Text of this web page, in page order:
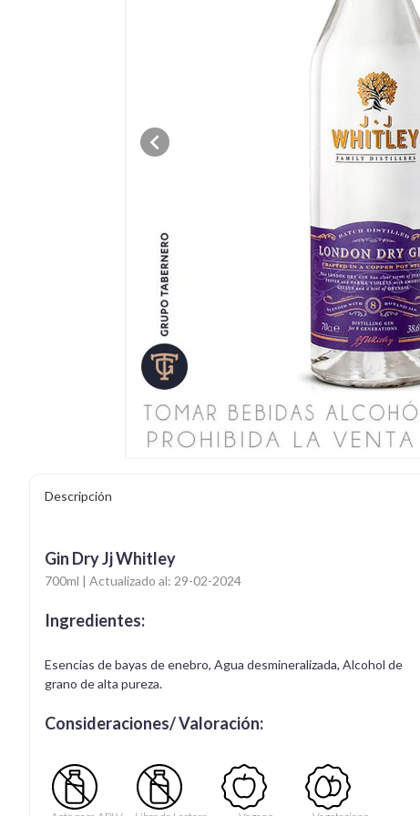
Descripción
Gin Dry Jj Whitley
700ml | Actualizado al: 29-02-2024
Ingredientes:
Esencias de bayas de enebro, Agua desmineralizada, Alcohol de
grano de alta pureza.
Consideraciones/ Valoración: